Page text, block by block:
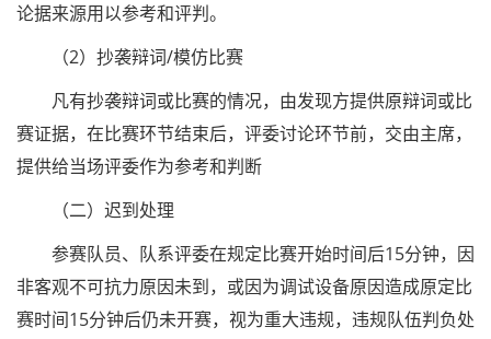
论据来源用以参考和评判。
（2）抄袭辩词/模仿比赛
凡有抄袭辩词或比赛的情况，由发现方提供原辩词或比
赛证据，在比赛环节结束后，评委讨论环节前，交由主席，
提供给当场评委作为参考和判断
（二）迟到处理
参赛队员、队系评委在规定比赛开始时间后15分钟，因
非客观不可抗力原因未到，或因为调试设备原因造成原定比
赛时间15分钟后仍未开赛，视为重大违规，违规队伍判负处